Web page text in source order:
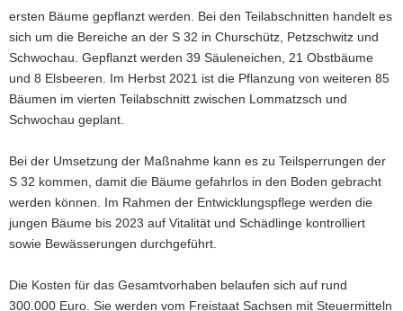
n
ersten Bäume gepflanzt werden. Bei den Teilabschnitten handelt es
sich um die Bereiche an der S 32 in Churschütz, Petzschwitz und
Schwochau. Gepflanzt werden 39 Säuleneichen, 21 Obstbäume
und 8 Elsbeeren. Im Herbst 2021 ist die Pflanzung von weiteren 85
Bäumen im vierten Teilabschnitt zwischen Lommatzsch und
Schwochau geplant.
Bei der Umsetzung der Maßnahme kann es zu Teilsperrungen der
S 32 kommen, damit die Bäume gefahrlos in den Boden gebracht
werden können. Im Rahmen der Entwicklungspflege werden die
jungen Bäume bis 2023 auf Vitalität und Schädlinge kontrolliert
sowie Bewässerungen durchgeführt.
Die Kosten für das Gesamtvorhaben belaufen sich auf rund
300.000 Euro. Sie werden vom Freistaat Sachsen mit Steuermitteln